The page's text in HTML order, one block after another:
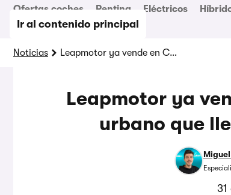
Ir al contenido principal
Ofertas coches Renting Eléctricos
Noticias Leapmotor ya vende en China su nuevo SUV urbano que llegará en julio a España
Leapmotor ya
urbano que